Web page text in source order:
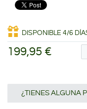
DISPONIBLE 4/6
199,95 €
¿TIENES ALGUNA